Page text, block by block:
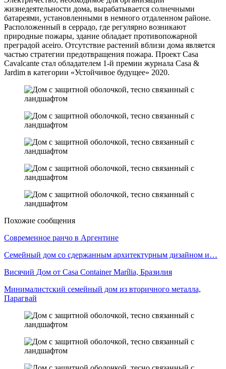
жизнедеятельности дома, вырабатывается солнечными
батареями, установленными в немного отдаленном районе.
Расположенный в серрадо, где регулярно возникают
природные пожары, здание обладает противопожарной
преградой aceiro. Отсутствие растений вблизи дома является
частью стратегии предотвращения пожара. Проект Casa
Cavalcante стал обладателем 1-й премии журнала Casa &
Jardim в категории «Устойчивое будущее» 2020.
Похожие сообщения
Современное ранчо в Аргентине
Семейный дом со сдержанным архитектурным дизайном и…
Висячий Дом от Casa Container Marília, Бразилия
Минималистский семейный дом из вторичного металла,
Парагвай